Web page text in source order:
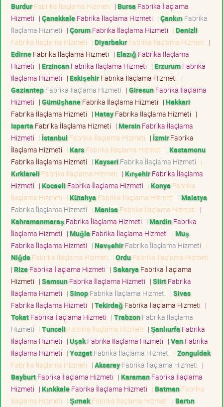
BurdurFabrika İlaçlama Hizmeti | Bursa Fabrika İlaçlama
Hizmeti | ÇanakkaleFabrika İlaçlama Hizmeti | Çankırı Fabrika
İlaçlama Hizmeti | ÇorumFabrika İlaçlama Hizmeti | Denizli
Fabrika İlaçlama Hizmeti | DiyarbakırFabrika İlaçlama Hizmeti |
EdirneFabrika İlaçlama Hizmeti | Elazığ Fabrika İlaçlama
Hizmeti | ErzincanFabrika İlaçlama Hizmeti | ErzurumFabrika
İlaçlama Hizmeti | EskişehirFabrika İlaçlama Hizmeti |
GaziantepFabrika İlaçlama Hizmeti | GiresunFabrika İlaçlama
Hizmeti | GümüşhaneFabrika İlaçlama Hizmeti | Hakkari
Fabrika İlaçlama Hizmeti | HatayFabrika İlaçlama Hizmeti |
Isparta Fabrika İlaçlama Hizmeti | MersinFabrika İlaçlama
Hizmeti | İstanbul Fabrika İlaçlama Hizmeti | İzmirFabrika
İlaçlama Hizmeti | KarsFabrika İlaçlama Hizmeti | Kastamonu
Fabrika İlaçlama Hizmeti | Kayseri Fabrika İlaçlama Hizmeti |
Kırklareli Fabrika İlaçlama Hizmeti | KırşehirFabrika İlaçlama
Hizmeti | Kocaeli Fabrika İlaçlama Hizmeti | Konya Fabrika
İlaçlama Hizmeti | Kütahya Fabrika İlaçlama Hizmeti | Malatya
Fabrika İlaçlama Hizmeti | Manisa Fabrika İlaçlama Hizmeti |
Kahramanmaraş Fabrika İlaçlama Hizmeti | MardinFabrika
İlaçlama Hizmeti | Muğla Fabrika İlaçlama Hizmeti | Muş
Fabrika İlaçlama Hizmeti | NevşehirFabrika İlaçlama Hizmeti |
NiğdeFabrika İlaçlama Hizmeti | OrduFabrika İlaçlama Hizmeti
| RizeFabrika İlaçlama Hizmeti | Sakarya Fabrika İlaçlama
Hizmeti | SamsunFabrika İlaçlama Hizmeti | SiirtFabrika
İlaçlama Hizmeti | SinopFabrika İlaçlama Hizmeti | Sivas
Fabrika İlaçlama Hizmeti | Tekirdağ Fabrika İlaçlama Hizmeti |
TokatFabrika İlaçlama Hizmeti | TrabzonFabrika İlaçlama
Hizmeti | Tunceli Fabrika İlaçlama Hizmeti | Şanlıurfa Fabrika
İlaçlama Hizmeti | UşakFabrika İlaçlama Hizmeti | VanFabrika
İlaçlama Hizmeti | YozgatFabrika İlaçlama Hizmeti | Zonguldak
Fabrika İlaçlama Hizmeti | AksarayFabrika İlaçlama Hizmeti |
BayburtFabrika İlaçlama Hizmeti | KaramanFabrika İlaçlama
Hizmeti | KırıkkaleFabrika İlaçlama Hizmeti | BatmanFabrika
İlaçlama Hizmeti | ŞırnakFabrika İlaçlama Hizmeti | Bartın